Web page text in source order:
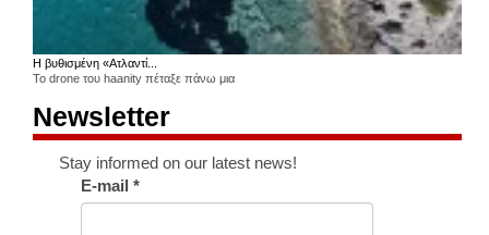
Η βυθισμένη «Ατλαντί...
Το drone του haanity πέταξε πάνω μια
Newsletter
Stay informed on our latest news!
E-mail*